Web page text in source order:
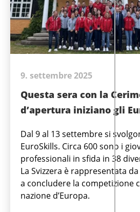
9. settembre 2025
Questa sera con la
d’apertura iniziano gli
Dal 9 al 13 settembre si
EuroSkills. Circa 600 sono i
professionali in sfida in 38
La Svizzera è rappresentata
a concludere la competizione
nazione d’Europa.